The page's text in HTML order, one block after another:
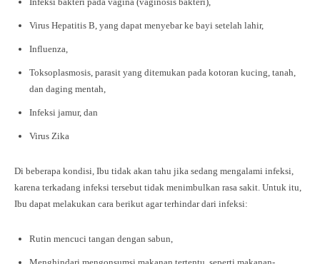
Virus Hepatitis B, yang dapat menyebar ke bayi setelah lahir,
Influenza,
Toksoplasmosis, parasit yang ditemukan pada kotoran kucing, tanah,
dan daging mentah,
Infeksi jamur, dan
Virus Zika
Di beberapa kondisi, Ibu tidak akan tahu jika sedang mengalami infeksi,
karena terkadang infeksi tersebut tidak menimbulkan rasa sakit. Untuk itu,
Ibu dapat melakukan cara berikut agar terhindar dari infeksi:
Rutin mencuci tangan dengan sabun,